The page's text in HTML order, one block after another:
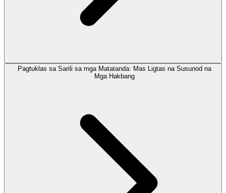
Pagtuklas sa Sarili sa mga Matatanda: Mas Ligtas na Susunod na
Mga Hakbang